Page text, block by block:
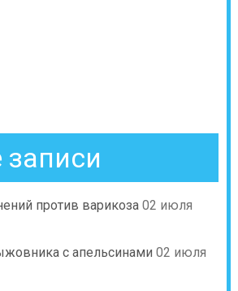
против варикоза 02 июля
с апельсинами 02 июля